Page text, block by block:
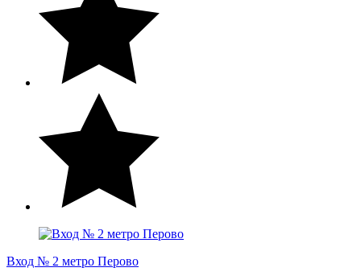
Вход № 2 метро Перово